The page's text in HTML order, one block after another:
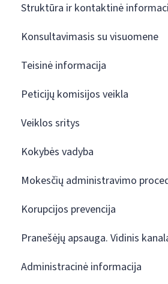
Struktūra ir kontaktinė
Konsultavimasis su visuomene
Teisinė informacija
Peticijų komisijos veikla
Veiklos sritys
Kokybės vadyba
Mokesčių administravimo
Korupcijos prevencija
Pranešėjų apsauga. Vidinis
Administracinė informacija